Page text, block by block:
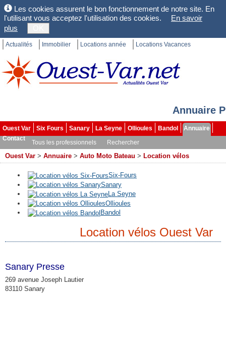
Les cookies assurent le bon fonctionnement de notre site. En
l'utilisant vous acceptez l'utilisation des cookies.
En savoir
plus
Actualités Immobilier Locations année Locations Vacances
Annuaire
Ouest Var Six Fours Sanary La Seyne Ollioules Bandol
Annuaire
Contact
Tous les professionnels Rechercher
Ouest Var > Annuaire > Auto Moto Bateau > Location vélos
Six-Fours
Sanary
La Seyne
Ollioules
Bandol
Location vélos Ouest Var
Sanary Presse
269 avenue Joseph Lautier
83110 Sanary